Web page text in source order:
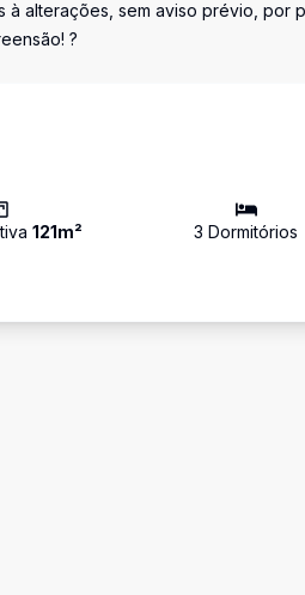
alterações, sem aviso prévio, por
?
121m² 3 Dormitórios